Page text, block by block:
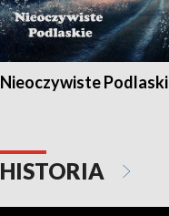
Nieoczywiste
HISTORIA